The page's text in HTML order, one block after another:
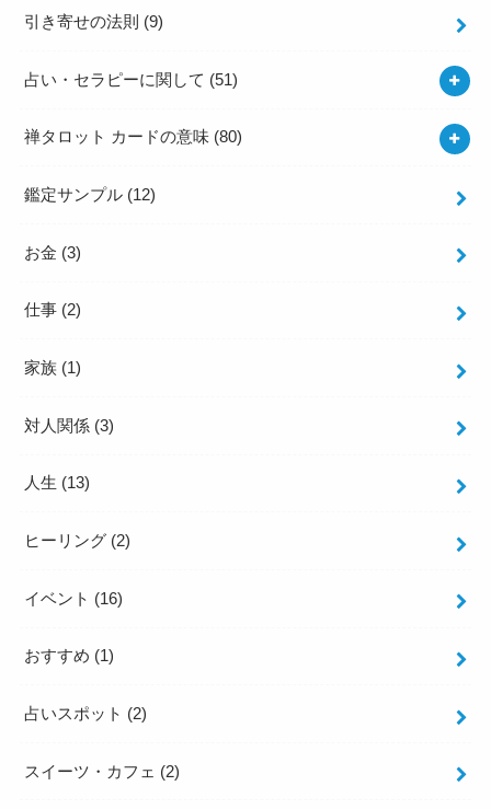
引き寄せの法則 (9)
占い・セラピーに関して (51)
禅タロット カードの意味 (80)
鑑定サンプル (12)
お金 (3)
仕事 (2)
家族 (1)
対人関係 (3)
人生 (13)
ヒーリング (2)
イベント (16)
おすすめ (1)
占いスポット (2)
スイーツ・カフェ (2)